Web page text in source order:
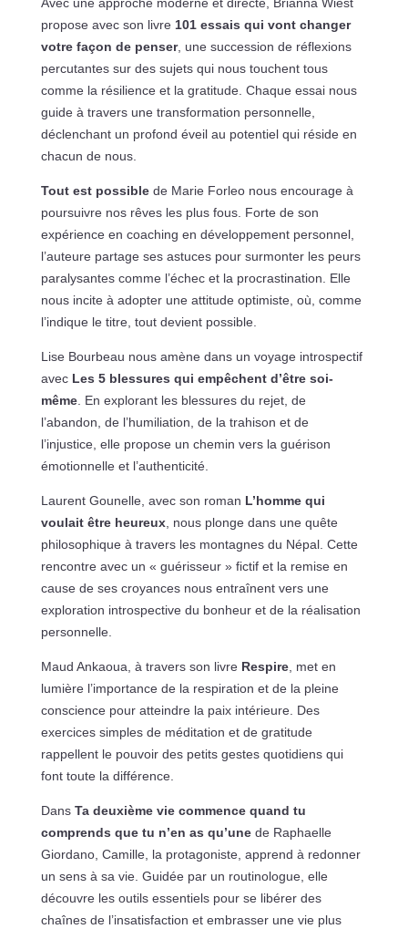
propose avec son livre 101 essais qui vont changer
votre façon de penser, une succession de réflexions
percutantes sur des sujets qui nous touchent tous
comme la résilience et la gratitude. Chaque essai nous
guide à travers une transformation personnelle,
déclenchant un profond éveil au potentiel qui réside en
chacun de nous.
Tout est possiblede Marie Forleo nous encourage à
poursuivre nos rêves les plus fous. Forte de son
expérience en coaching en développement personnel,
l’auteure partage ses astuces pour surmonter les peurs
paralysantes comme l’échec et la procrastination. Elle
nous incite à adopter une attitude optimiste, où, comme
l’indique le titre, tout devient possible.
Lise Bourbeau nous amène dans un voyage introspectif
avec Les 5 blessures qui empêchent d’être soi-
même. En explorant les blessures du rejet, de
l’abandon, de l’humiliation, de la trahison et de
l’injustice, elle propose un chemin vers la guérison
émotionnelle et l’authenticité.
Laurent Gounelle, avec son roman L’homme qui
voulait être heureux, nous plonge dans une quête
philosophique à travers les montagnes du Népal. Cette
rencontre avec un « guérisseur » fictif et la remise en
cause de ses croyances nous entraînent vers une
exploration introspective du bonheur et de la réalisation
personnelle.
Maud Ankaoua, à travers son livre Respire, met en
lumière l’importance de la respiration et de la pleine
conscience pour atteindre la paix intérieure. Des
exercices simples de méditation et de gratitude
rappellent le pouvoir des petits gestes quotidiens qui
font toute la différence.
Dans Ta deuxième vie commence quand tu
comprends que tu n’en as qu’unede Raphaelle
Giordano, Camille, la protagoniste, apprend à redonner
un sens à sa vie. Guidée par un routinologue, elle
découvre les outils essentiels pour se libérer des
chaînes de l’insatisfaction et embrasser une vie plus